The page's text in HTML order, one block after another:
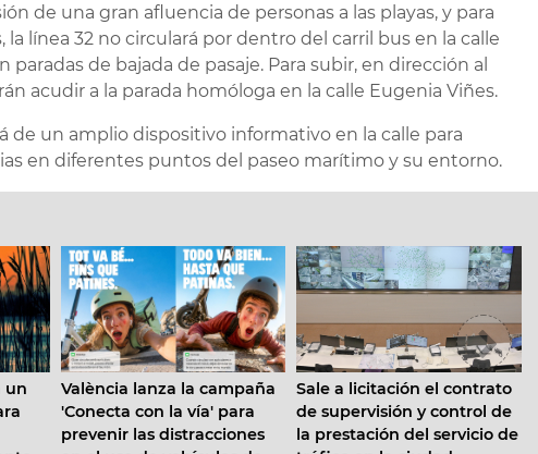
de una gran afluencia de personas a las playas, y para
línea 32 no circulará por dentro del carril bus en la calle
de bajada de pasaje. Para subir, en dirección al
acudir a la parada homóloga en la calle Eugenia Viñes.
de un amplio dispositivo informativo en la calle para
en diferentes puntos del paseo marítimo y su entorno.
campaña
para
Sale a licitación el contrato
de supervisión y control de
la prestación del servicio de
La corporación
Plan director de
vial con horizonte 2030,